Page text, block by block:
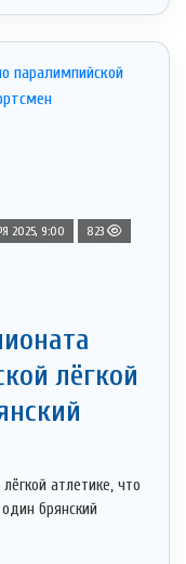
2025, 9:00 823
лёгкой
атлетике, что
брянский